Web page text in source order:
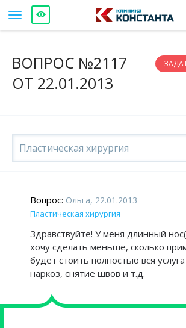
ВОПРОС №2117
ОТ 22.01.2013
Пластическая хирургия
Вопрос: Ольга, 22.01.2013
Пластическая хирургия
Здравствуйте! У меня длинный
хочу сделать меньше, сколько
будет стоить полностью вся
наркоз, снятие швов и т.д.